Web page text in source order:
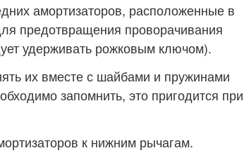
амортизаторов, расположенные в
предотвращения проворачивания
удерживать рожковым ключом).
их вместе с шайбами и пружинами
запомнить, это пригодится при
к нижним рычагам.